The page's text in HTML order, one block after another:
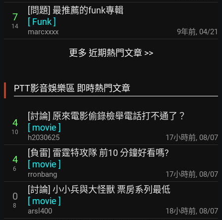
7
14
[問題] 最推薦的funk專輯
[ Funk]
marcxxxx 9年前, 04/21
更多 近期熱門文章 >>
PTT影音娛樂區 即時熱門文章
4
10
[討論] 原來電影偷錄檢舉電話打不通了？
[ movie ]
h2030625 17小時前, 08/07
4
6
[負雷] 雷霆特攻隊 前10 分鐘好看嗎?
[ movie ]
rronbang 17小時前, 08/07
0
8
[討論] 小小兵與大怪獸 票房系列最低
[ movie ]
arsl400 18小時前, 08/07